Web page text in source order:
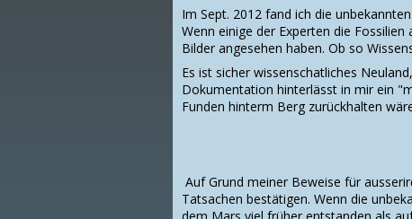
Im Sept. 2012 fand ich die
Wenn einige der Experten die
Bilder angesehen haben. Ob so
Es ist sicher wissenschatliches
Dokumentation hinterlässt in mir ein
Funden hinterm Berg zurückhalten
Auf Grund meiner Beweise für
Tatsachen bestätigen. Wenn die